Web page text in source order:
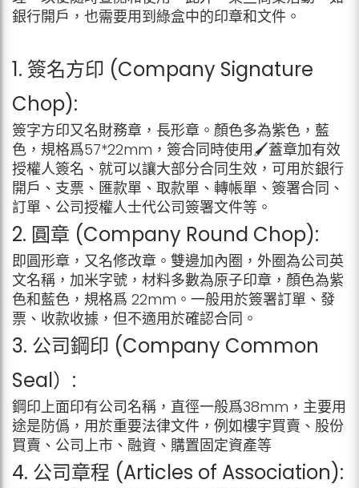
銀行開戶，也需要用到綠盒中的印章和文件。
1. 簽名方印 (Company Signature
Chop):
簽字方印又名財務章，長形章。顏色多為紫色，藍
色，規格爲57*22mm，簽合同時使用🖌蓋章加有效
授權人簽名、就可以讓大部分合同生效，可用於銀行
開戶、支票、匯款單、取款單、轉帳單、簽署合同、
訂單、公司授權人士代公司簽署文件等。
2. 圓章 (Company Round Chop):
即圓形章，又名修改章。雙邊加內圈，外圈為公司英
文名稱，加米字號，材料多數為原子印章，顏色為紫
色和藍色，規格爲 22mm。一般用於簽署訂單、發
票、收款收據，但不適用於確認合同。
3. 公司鋼印 (Company Common
Seal）:
鋼印上面印有公司名稱，直徑一般爲38mm，主要用
途是防僞，用於重要法律文件，例如樓宇買賣、股份
買賣、公司上市、融資、購置固定資產等
4. 公司章程 (Articles of Association):